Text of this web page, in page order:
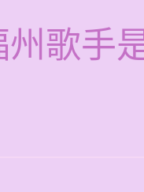
歌手